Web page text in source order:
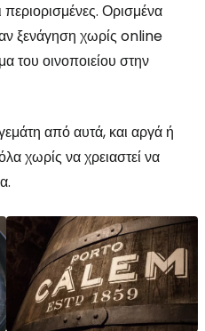
Ορισμένα
ξενάγηση χωρίς online
του οινοποιείου στην
από αυτά, και αργά ή
χωρίς να χρειαστεί να